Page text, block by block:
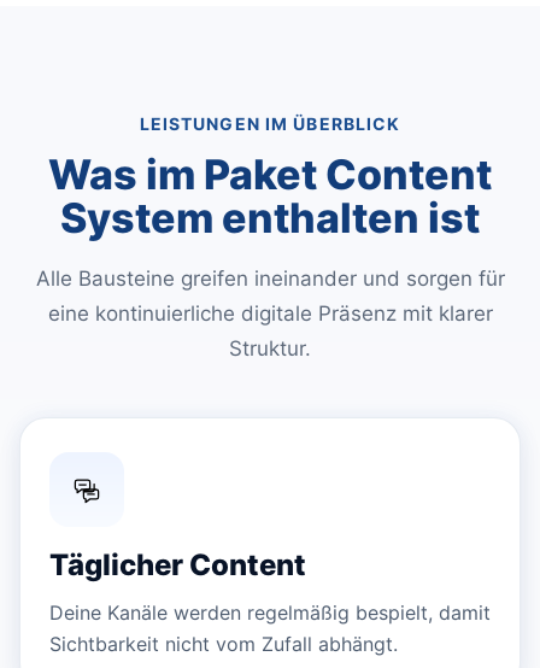
LEISTUNGEN IM ÜBERBLICK
Was im Paket Content
System enthalten ist
Alle Bausteine greifen ineinander und sorgen für
eine kontinuierliche digitale Präsenz mit klarer
Struktur.
Täglicher Content
Deine Kanäle werden regelmäßig bespielt, damit
Sichtbarkeit nicht vom Zufall abhängt.